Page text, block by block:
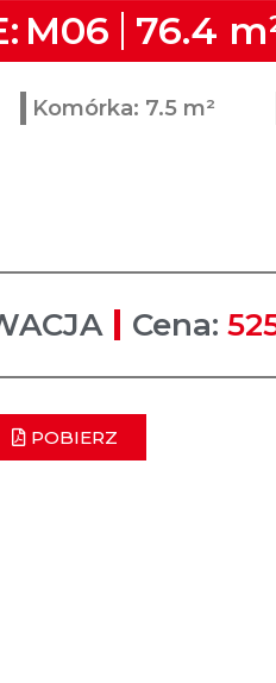
M06 76.4
Komórka: 7.5 m²
Cena:
POBIERZ